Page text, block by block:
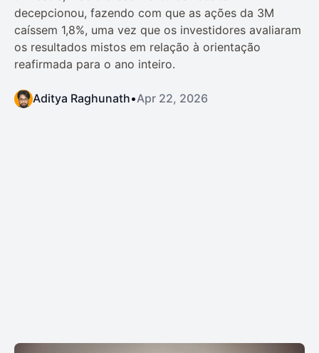
decepcionou, fazendo com que as ações da 3M
caíssem 1,8%, uma vez que os investidores avaliaram
os resultados mistos em relação à orientação
reafirmada para o ano inteiro.
Aditya Raghunath•Apr 22, 2026